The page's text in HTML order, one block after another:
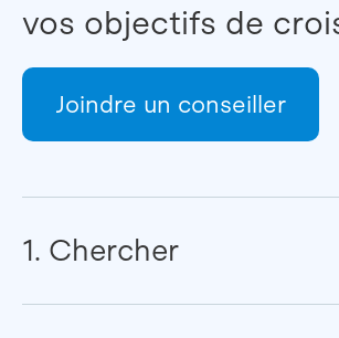
vos objectifs de
Joindre un conseiller
1. Chercher